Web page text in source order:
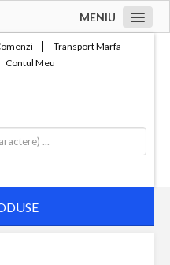
MENIU
Transport Marfa
Contul Meu